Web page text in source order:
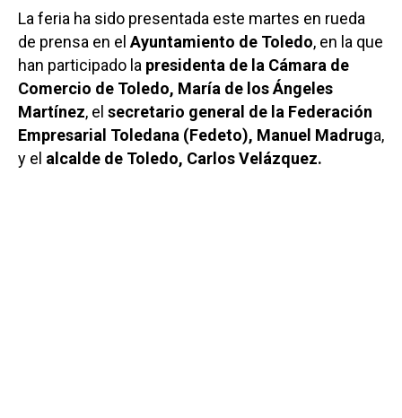
La feria ha sido presentada este martes en rueda
de prensa en el Ayuntamiento de Toledo, en la que
han participado la presidenta de la Cámara de
Comercio de Toledo, María de los Ángeles
Martínez, el secretario general de la Federación
Empresarial Toledana (Fedeto), Manuel Madruga,
y el alcalde de Toledo, Carlos Velázquez.